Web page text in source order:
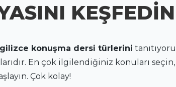
KEŞFEDİN
konuşma dersi türlerini
En çok ilgilendiğiniz konuları
Çok kolay!